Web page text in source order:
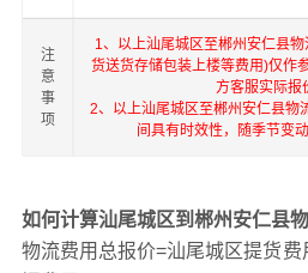
注
意
事
项
1、以上汕尾城区至郴州安仁县
货送货存储包装上楼等费用)仅作
方客服实际报
2、以上汕尾城区至郴州安仁县物
间具有时效性，随季节变
如何计算汕尾城区到郴州安仁县
物流费用总报价=汕尾城区提货